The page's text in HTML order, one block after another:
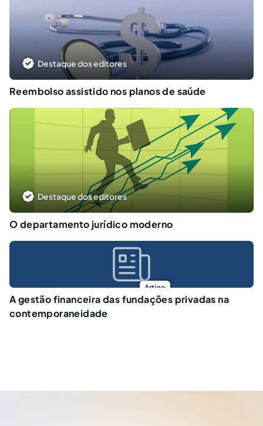
Destaque dos editores
Reembolso assistido nos planos de saúde
Destaque dos editores
O departamento jurídico moderno
Artigo
A gestão financeira das fundações privadas na
contemporaneidade